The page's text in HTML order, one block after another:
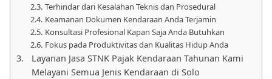
Terhindar dari Kesalahan Teknis dan Prosedural
Keamanan Dokumen Kendaraan Anda Terjamin
Konsultasi Profesional Kapan Saja Anda Butuhkan
Fokus pada Produktivitas dan Kualitas Hidup Anda
Layanan Jasa STNK Pajak Kendaraan Tahunan Kami
Melayani Semua Jenis Kendaraan di Solo